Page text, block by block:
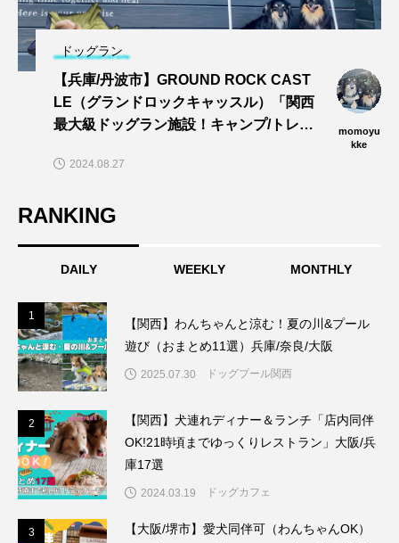
ドッグラン
【兵庫/丹波市】GROUND ROCK CAST
LE（グランドロックキャッスル）「関西
最大級ドッグラン施設！キャンプ/トレイ
う〜🎵」
momoyu
kke
2024.08.27
RANKING
DAILY WEEKLY MONTHLY
1
【関西】わんちゃんと涼む！夏の川&プール
遊び（おまとめ11選）兵庫/奈良/大阪
2025.07.30 ドッグプール関西
2
【関西】犬連れディナー＆ランチ「店内同伴
OK!21時頃までゆっくりレストラン」大阪/兵
庫17選
2024.03.19 ドッグカフェ
3
【大阪/堺市】愛犬同伴可（わんちゃんOK）